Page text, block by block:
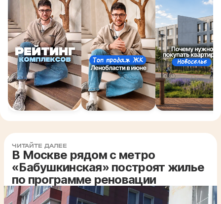
ЧИТАЙТЕ ДАЛЕЕ
В Москве рядом с метро
«Бабушкинская» построят жилье
по программе реновации